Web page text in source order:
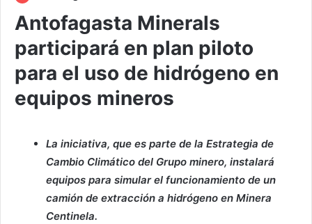
Antofagasta Minerals
participará en plan piloto
para el uso de hidrógeno en
equipos mineros
La iniciativa, que es parte de la Estrategia de
Cambio Climático del Grupo minero, instalará
equipos para simular el funcionamiento de un
camión de extracción a hidrógeno en Minera
Centinela.